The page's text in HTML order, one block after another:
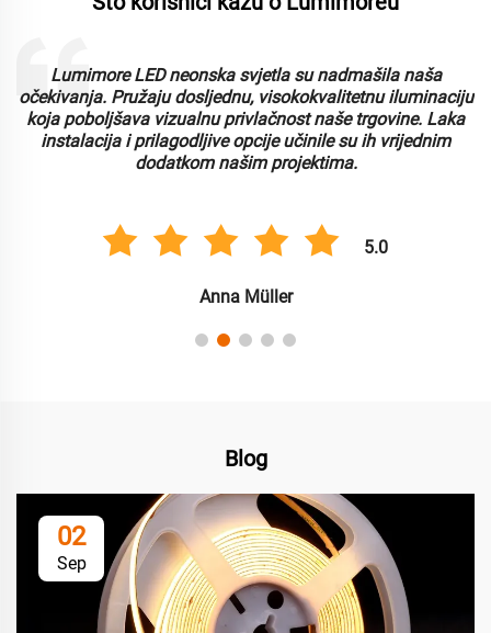
Lumimore LED neonska svjetla su nadmašila naša
očekivanja. Pružaju dosljednu, visokokvalitetnu iluminaciju
koja poboljšava vizualnu privlačnost naše trgovine. Laka
instalacija i prilagodljive opcije učinile su ih vrijednim
dodatkom našim projektima.
5.0
Anna Müller
Blog
02
Sep